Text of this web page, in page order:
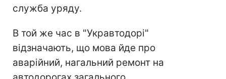
служба уряду.
В той же час в "Укравтодорі"
відзначають, що мова йде про
аварійний, нагальний ремонт на